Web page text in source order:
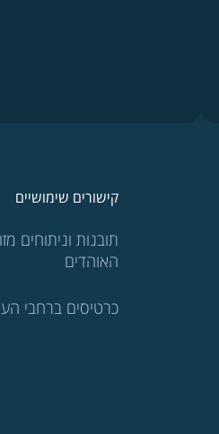
קישורים שימושיים
תובנות וניתוחים
האוהדים
כרטיסים ברחבי